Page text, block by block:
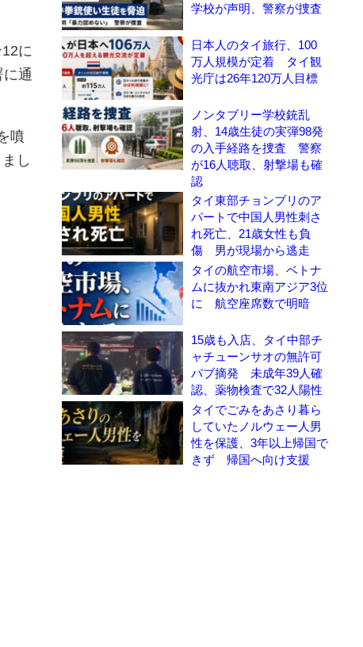
に
通
噴
し
学校が声明、警察が捜査
日本人のタイ旅行、100
万人規模が定着 タイ観
光庁は26年120万人目標
ノンタブリー学校銃乱
射、14歳生徒の実弾98発
の入手経路を捜査 警察
が16人聴取、射撃場も確
認
タイ東部チョンブリのア
パートで中国人男性刺さ
れ死亡、21歳女性も負
傷 男が現場から逃走
タイの航空市場、ベトナ
ムに抜かれ東南アジア3位
に 航空座席数で明暗
15歳も入店、タイ中部チ
ャチューンサオの無許可
パブ摘発 未成年39人確
認、薬物検査で32人陽性
タイでごみをあさり暮ら
していたノルウェー人男
性を保護、3年以上帰国で
きず 帰国へ向け支援